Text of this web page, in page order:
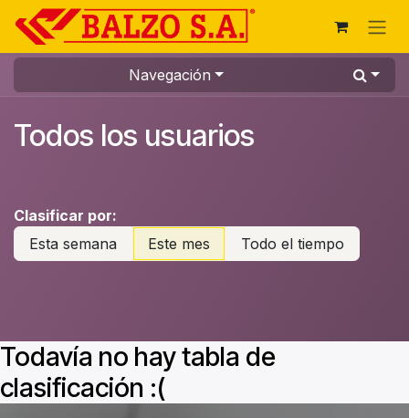
Ir al contenido
Navegación
Todos los usuarios
Clasificar por:
Esta semana
Este mes Todo el tiempo
Todavía no hay tabla de
clasificación :(